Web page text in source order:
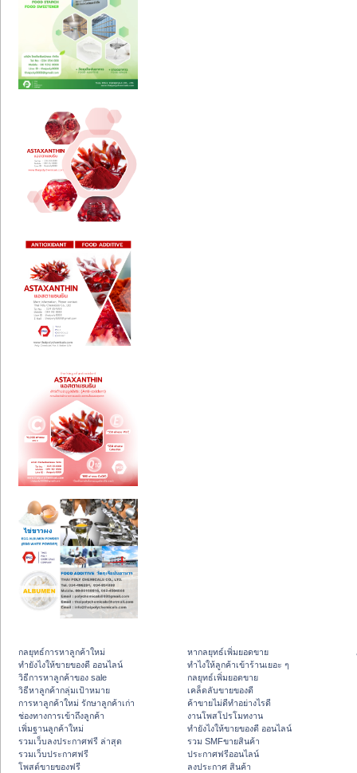
กลยุทธ์การหาลูกค้าใหม่
ทํายังไงให้ขายของดี ออนไลน์
วิธีการหาลูกค้าของ sale
วิธีหาลูกค้ากลุ่มเป้าหมาย
การหาลูกค้าใหม่ รักษาลูกค้าเก่า
ช่องทางการเข้าถึงลูกค้า
เพิ่มฐานลูกค้าใหม่
รวมเว็บลงประกาศฟรี ล่าสุด
รวมเว็บประกาศฟรี
โพสต์ขายของฟรี
หากลยุทธ์เพิ่มยอดขาย
ทําไงให้ลูกค้าเข้าร้านเยอะ ๆ
กลยุทธ์เพิ่มยอดขาย
เคล็ดลับขายของดี
ค้าขายไม่ดีทำอย่างไรดี
งานโพสโปรโมทงาน
ทํายังไงให้ขายของดี ออนไลน์
รวม SMFขายสินค้า
ประกาศฟรีออนไลน์
ลงประกาศ สินค้า